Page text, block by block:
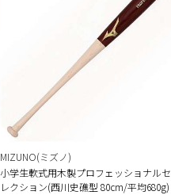
MIZUNO(ミズノ)
小学生軟式用木製プロフェッショナルセ
レクション(西川史礁型 80cm/平均680g)